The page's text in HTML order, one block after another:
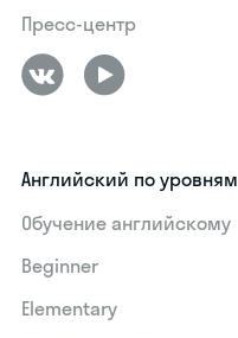
Пресс-центр
Английский по уровням
Обучение английскому
Beginner
Elementary